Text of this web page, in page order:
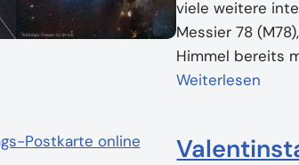
viele weitere
Messier 78
Himmel bereits
Weiterlesen